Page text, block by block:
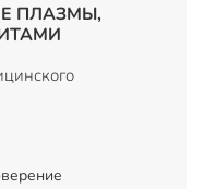
ПЛАЗМЫ,